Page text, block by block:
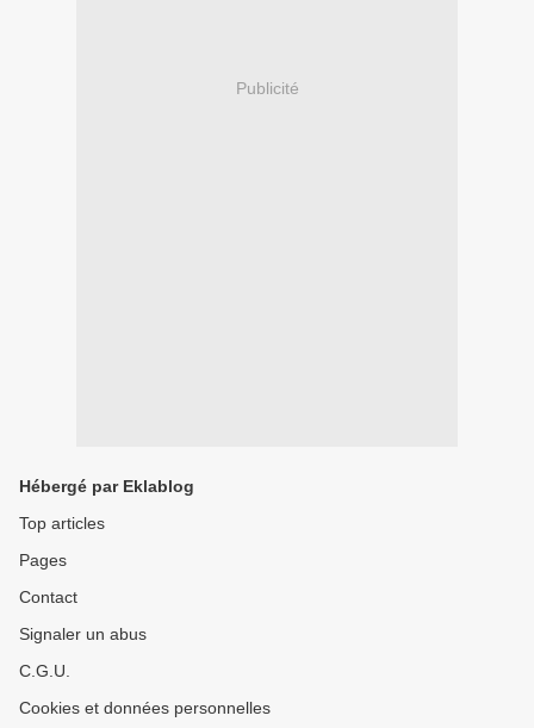
Publicité
Hébergé par Eklablog
Top articles
Pages
Contact
Signaler un abus
C.G.U.
Cookies et données personnelles